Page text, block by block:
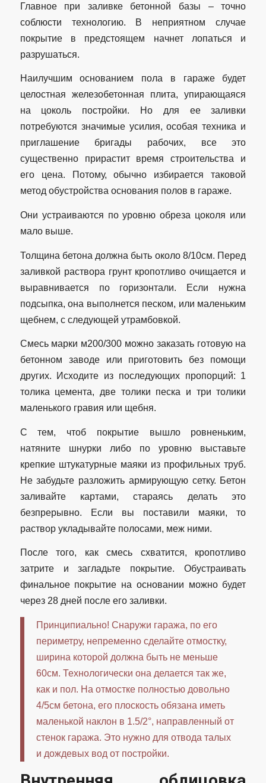
Главное при заливке бетонной базы – точно
соблюсти технологию. В неприятном случае
покрытие в предстоящем начнет лопаться и
разрушаться.
Наилучшим основанием пола в гараже будет
целостная железобетонная плита, упирающаяся
на цоколь постройки. Но для ее заливки
потребуются значимые усилия, особая техника и
приглашение бригады рабочих, все это
существенно прирастит время строительства и
его цена. Потому, обычно избирается таковой
метод обустройства основания полов в гараже.
Они устраиваются по уровню обреза цоколя или
мало выше.
Толщина бетона должна быть около 8/10см. Перед
заливкой раствора грунт кропотливо очищается и
выравнивается по горизонтали. Если нужна
подсыпка, она выполнется песком, или маленьким
щебнем, с следующей утрамбовкой.
Смесь марки м200/300 можно заказать готовую на
бетонном заводе или приготовить без помощи
других. Исходите из последующих пропорций: 1
толика цемента, две толики песка и три толики
маленького гравия или щебня.
С тем, чтоб покрытие вышло ровненьким,
натяните шнурки либо по уровню выставьте
крепкие штукатурные маяки из профильных труб.
Не забудьте разложить армирующую сетку. Бетон
заливайте картами, стараясь делать это
безпрерывно. Если вы поставили маяки, то
раствор укладывайте полосами, меж ними.
После того, как смесь схватится, кропотливо
затрите и загладьте покрытие. Обустраивать
финальное покрытие на основании можно будет
через 28 дней после его заливки.
Принципиально! Снаружи гаража, по его
периметру, непременно сделайте отмостку,
ширина которой должна быть не меньше
60см. Технологически она делается так же,
как и пол. На отмостке полностью довольно
4/5см бетона, его плоскость обязана иметь
маленькой наклон в 1.5/2°, направленный от
стенок гаража. Это нужно для отвода талых
и дождевых вод от постройки.